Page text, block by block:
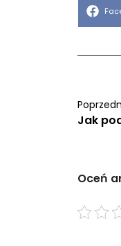
Jak
Oceń